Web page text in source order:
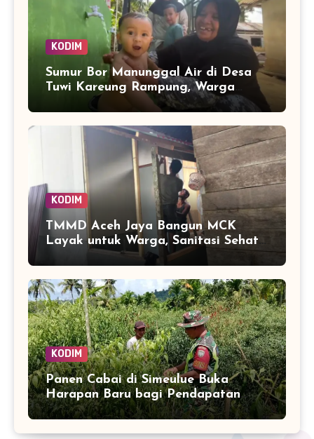
KODIM
Sumur Bor Manunggal Air di Desa
Tuwi Kareung Rampung, Warga
Sambut dengan Senyum
KODIM
TMMD Aceh Jaya Bangun MCK
Layak untuk Warga, Sanitasi Sehat
Jadi Sasaran Utama
KODIM
Panen Cabai di Simeulue Buka
Harapan Baru bagi Pendapatan
Petani Teluk Dalam